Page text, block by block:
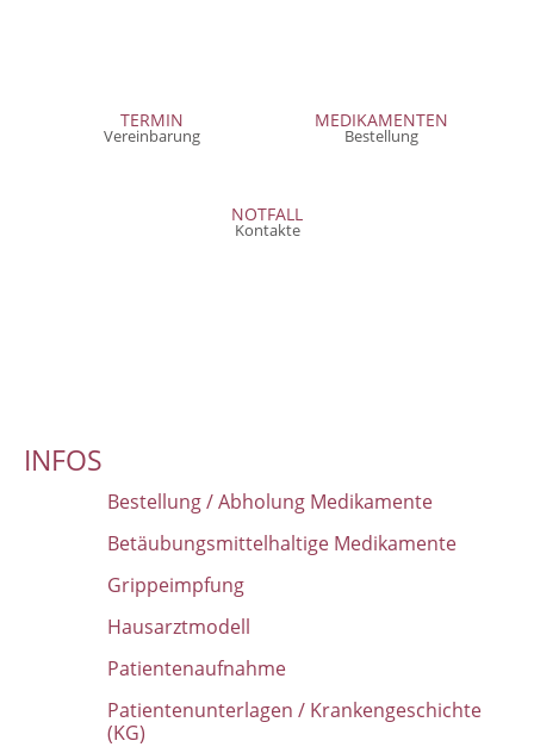
TERMIN
Vereinbarung
MEDIKAMENTEN
Bestellung
NOTFALL
Kontakte
INFOS
Bestellung / Abholung Medikamente
Betäubungsmittelhaltige Medikamente
Grippeimpfung
Hausarztmodell
Patientenaufnahme
Patientenunterlagen / Krankengeschichte
(KG)